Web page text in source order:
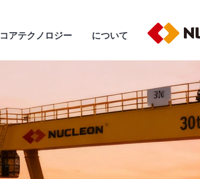
コアテクノロジー について